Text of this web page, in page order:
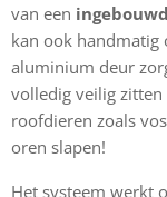
van een
kan ook handmatig
aluminium deur
volledig veilig
roofdieren zoals
oren slapen!
Het systeem werkt